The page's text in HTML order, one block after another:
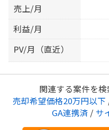
売上/月
利益/月
PV/月（直近）
関連する案件を検
売却希望価格20万円以下
GA連携済 / サ